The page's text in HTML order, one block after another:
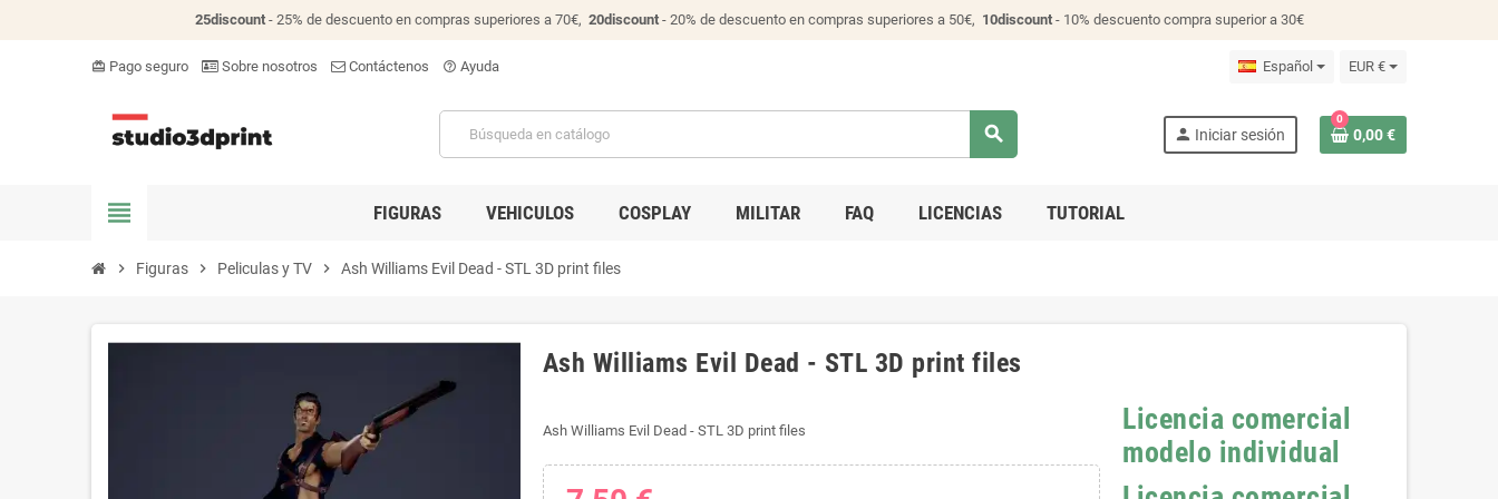
25discount- 25% de descuento en compras superiores a 70€, 20discount- 20% de descuento en compras superiores a 50€, 10discount- 10% descuento compra superior a 30€
card_giftcard Pago seguro Sobre nosotros Contáctenos help_outline Ayuda Español EUR €
search person Iniciar sesión
0
0,00 €
view_headline FIGURAS VEHICULOS COSPLAY MILITAR FAQ LICENCIAS TUTORIAL
chevron_right Figuras chevron_right Peliculas y TV chevron_right Ash Williams Evil Dead - STL 3D print files
Ash Williams Evil Dead - STL 3D print files
Ash Williams Evil Dead - STL 3D print files
Licencia comercial
modelo individual